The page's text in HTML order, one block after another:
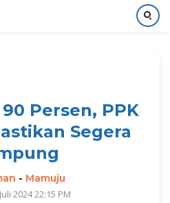
Persen, PPK
Segera
- Mamuju
2024 22:15 PM